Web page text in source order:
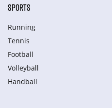
SPORTS
Running
Tennis
Football
Volleyball
Handball